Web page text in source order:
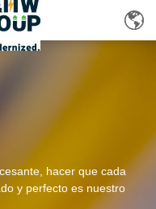
hacer que cada
y perfecto es nuestro